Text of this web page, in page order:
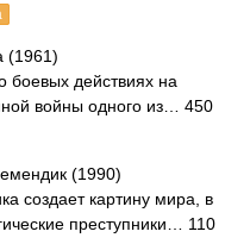
(1961)
боевых действиях на
войны одного из… 450
(1990)
создает картину мира, в
преступники… 110